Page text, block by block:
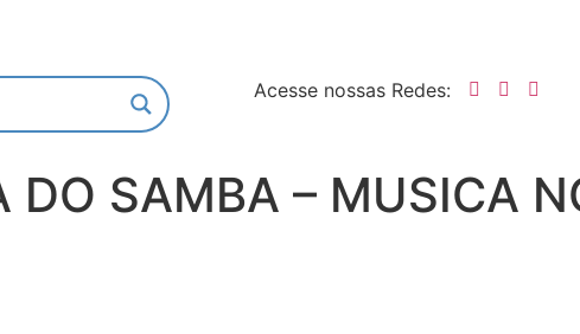
Acesse nossas Redes:
DO SAMBA – MUSICA